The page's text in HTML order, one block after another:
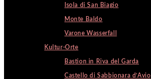
Isola di San Biagio
Monte Baldo
Varone Wasserfall
Kultur-Orte
Bastion in Riva del Garda
Castello di Sabbionara d’Avio